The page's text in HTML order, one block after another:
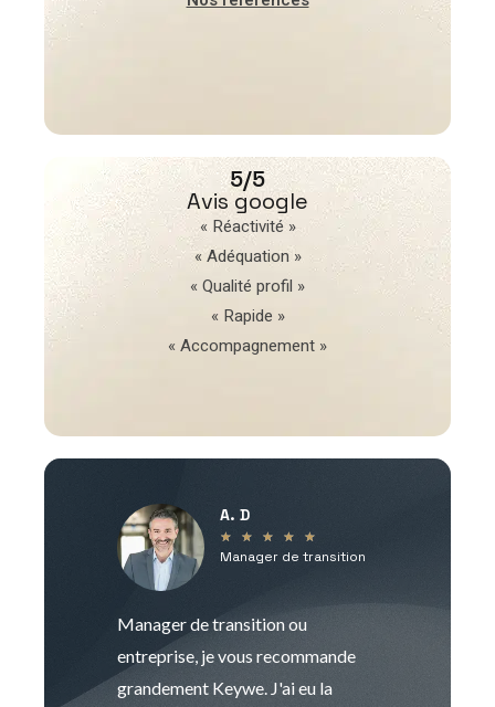
5/5
Avis google
« Réactivité »
« Adéquation »
« Qualité profil »
« Rapide »
« Accompagnement »
A. D
★ ★ ★ ★ ★
Manager de transition
Manager de transition ou
entreprise, je vous recommande
grandement Keywe. J'ai eu la